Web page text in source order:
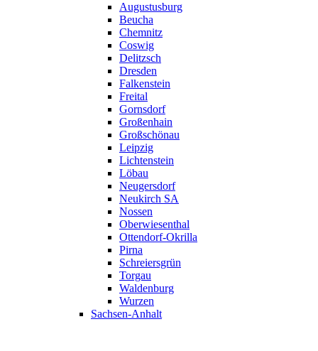
Augustusburg
Beucha
Chemnitz
Coswig
Delitzsch
Dresden
Falkenstein
Freital
Gornsdorf
Großenhain
Großschönau
Leipzig
Lichtenstein
Löbau
Neugersdorf
Neukirch SA
Nossen
Oberwiesenthal
Ottendorf-Okrilla
Pirna
Schreiersgrün
Torgau
Waldenburg
Wurzen
Sachsen-Anhalt